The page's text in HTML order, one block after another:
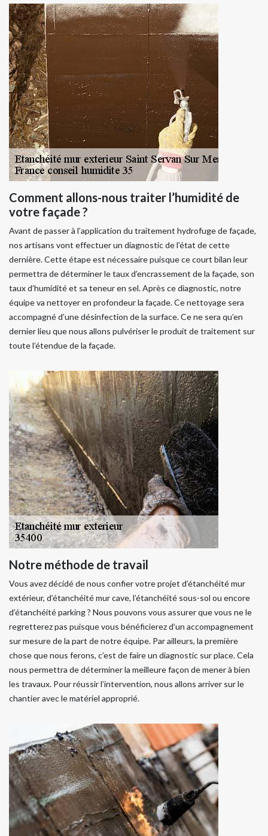
Comment allons-nous traiter l’humidité de
votre façade ?
Avant de passer à l’application du traitement hydrofuge de façade,
nos artisans vont effectuer un diagnostic de l’état de cette
dernière. Cette étape est nécessaire puisque ce court bilan leur
permettra de déterminer le taux d’encrassement de la façade, son
taux d’humidité et sa teneur en sel. Après ce diagnostic, notre
équipe va nettoyer en profondeur la façade. Ce nettoyage sera
accompagné d’une désinfection de la surface. Ce ne sera qu’en
dernier lieu que nous allons pulvériser le produit de traitement sur
toute l’étendue de la façade.
Notre méthode de travail
Vous avez décidé de nous confier votre projet d’étanchéité mur
extérieur, d’étanchéité mur cave, l’étanchéité sous-sol ou encore
d’étanchéité parking ? Nous pouvons vous assurer que vous ne le
regretterez pas puisque vous bénéficierez d’un accompagnement
sur mesure de la part de notre équipe. Par ailleurs, la première
chose que nous ferons, c’est de faire un diagnostic sur place. Cela
nous permettra de déterminer la meilleure façon de mener à bien
les travaux. Pour réussir l’intervention, nous allons arriver sur le
chantier avec le matériel approprié.